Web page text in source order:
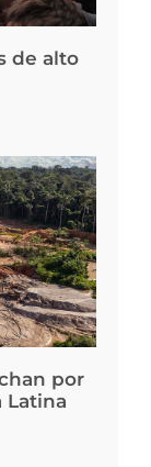
de alto
por
Latina